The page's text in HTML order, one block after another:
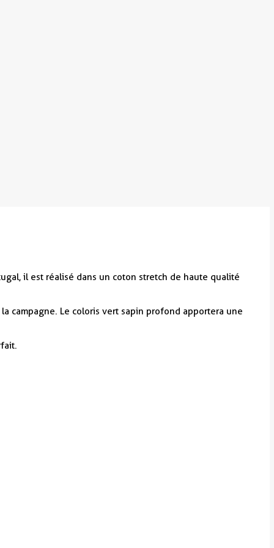
il est réalisé dans un coton stretch de haute qualité
campagne. Le coloris vert sapin profond apportera une